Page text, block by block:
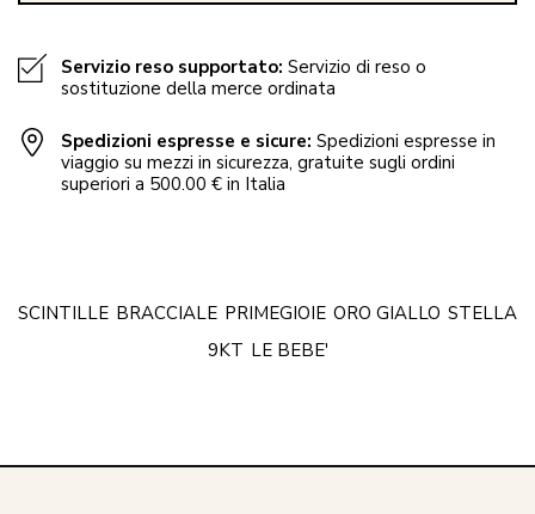
Servizio reso supportato: Servizio di reso o
sostituzione della merce ordinata
Spedizioni espresse e sicure: Spedizioni espresse in
viaggio su mezzi in sicurezza, gratuite sugli ordini
superiori a 500.00 € in Italia
SCINTILLE BRACCIALE PRIMEGIOIE ORO GIALLO STELLA
9KT LE BEBE'